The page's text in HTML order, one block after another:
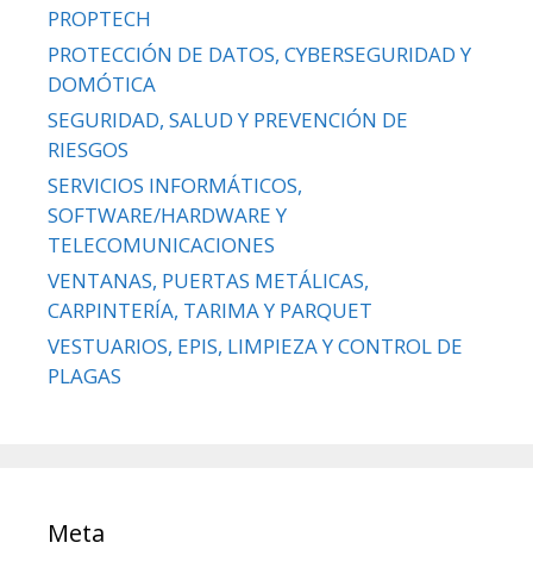
PROPTECH
PROTECCIÓN DE DATOS, CYBERSEGURIDAD Y
DOMÓTICA
SEGURIDAD, SALUD Y PREVENCIÓN DE
RIESGOS
SERVICIOS INFORMÁTICOS,
SOFTWARE/HARDWARE Y
TELECOMUNICACIONES
VENTANAS, PUERTAS METÁLICAS,
CARPINTERÍA, TARIMA Y PARQUET
VESTUARIOS, EPIS, LIMPIEZA Y CONTROL DE
PLAGAS
Meta